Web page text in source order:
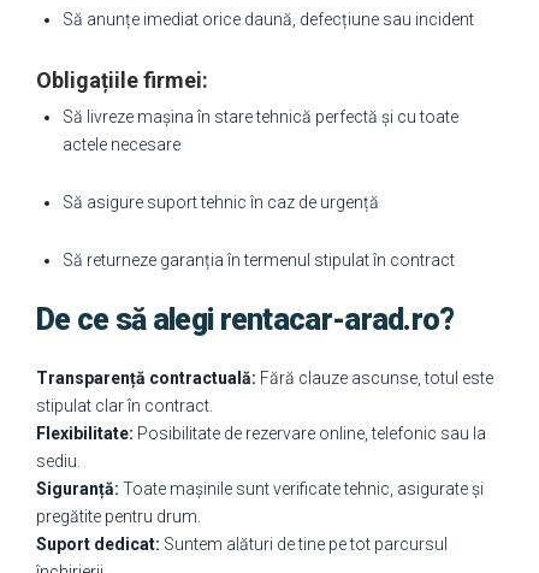
Să anunțe imediat orice daună, defecțiune sau incident
Obligațiile firmei:
Să livreze mașina în stare tehnică perfectă și cu toate
actele necesare
Să asigure suport tehnic în caz de urgență
Să returneze garanția în termenul stipulat în contract
De ce să alegi rentacar-arad.ro?
Transparență contractuală: Fără clauze ascunse, totul este
stipulat clar în contract.
Flexibilitate: Posibilitate de rezervare online, telefonic sau la
sediu.
Siguranță: Toate mașinile sunt verificate tehnic, asigurate și
pregătite pentru drum.
Suport dedicat: Suntem alături de tine pe tot parcursul